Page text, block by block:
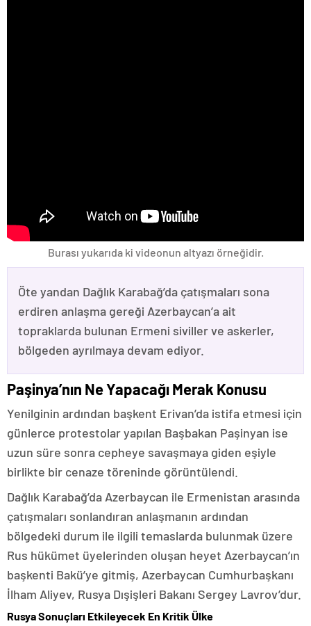
Burası yukarıda ki videonun altyazı örneğidir.
Öte yandan Dağlık Karabağ’da çatışmaları sona
erdiren anlaşma gereği Azerbaycan’a ait
topraklarda bulunan Ermeni siviller ve askerler,
bölgeden ayrılmaya devam ediyor.
Paşinya’nın Ne Yapacağı Merak Konusu
Yenilginin ardından başkent Erivan’da istifa etmesi için
günlerce protestolar yapılan Başbakan Paşinyan ise
uzun süre sonra cepheye savaşmaya giden eşiyle
birlikte bir cenaze töreninde görüntülendi.
Dağlık Karabağ’da Azerbaycan ile Ermenistan arasında
çatışmaları sonlandıran anlaşmanın ardından
bölgedeki durum ile ilgili temaslarda bulunmak üzere
Rus hükümet üyelerinden oluşan heyet Azerbaycan’ın
başkenti Bakü’ye gitmiş, Azerbaycan Cumhurbaşkanı
İlham Aliyev, Rusya Dışişleri Bakanı Sergey Lavrov’dur.
Rusya Sonuçları Etkileyecek En Kritik Ülke